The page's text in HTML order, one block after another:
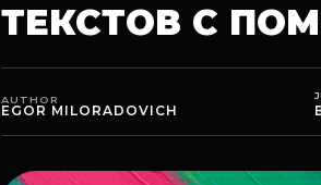
ТЕКСТОВ С
AUTHOR
EGOR MILORADOVICH